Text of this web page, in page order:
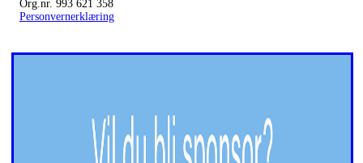
Org.nr. 993 621 358
Personvernerklæring